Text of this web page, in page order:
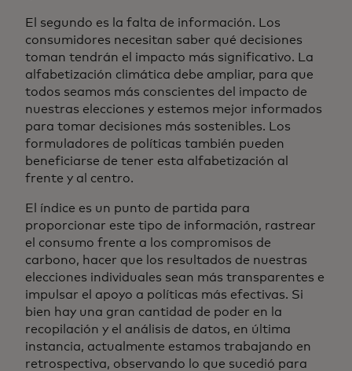
El segundo es la falta de información. Los
consumidores necesitan saber qué decisiones
toman tendrán el impacto más significativo. La
alfabetización climática debe ampliar, para que
todos seamos más conscientes del impacto de
nuestras elecciones y estemos mejor informados
para tomar decisiones más sostenibles. Los
formuladores de políticas también pueden
beneficiarse de tener esta alfabetización al
frente y al centro.
El índice es un punto de partida para
proporcionar este tipo de información, rastrear
el consumo frente a los compromisos de
carbono, hacer que los resultados de nuestras
elecciones individuales sean más transparentes e
impulsar el apoyo a políticas más efectivas. Si
bien hay una gran cantidad de poder en la
recopilación y el análisis de datos, en última
instancia, actualmente estamos trabajando en
retrospectiva, observando lo que sucedió para